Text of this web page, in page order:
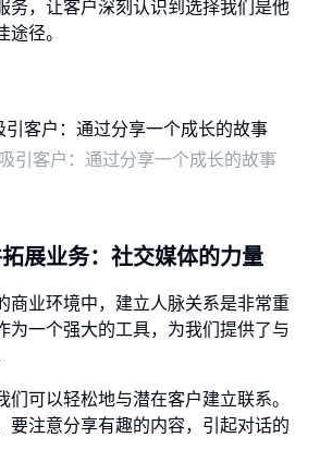
务，让客户深刻认识到选择我们是他
径。
引客户：通过分享一个成长的故事
展业务：社交媒体的力量
商业环境中，建立人脉关系是非常重
为一个强大的工具，为我们提供了与
们可以轻松地与潜在客户建立联系。
要注意分享有趣的内容，引起对话的